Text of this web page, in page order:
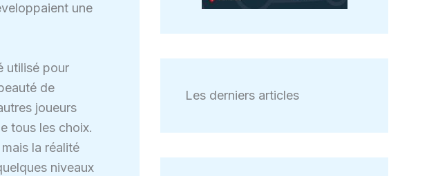
une
utilisé pour
de
joueurs
tous les choix.
la réalité
niveaux
Les derniers articles